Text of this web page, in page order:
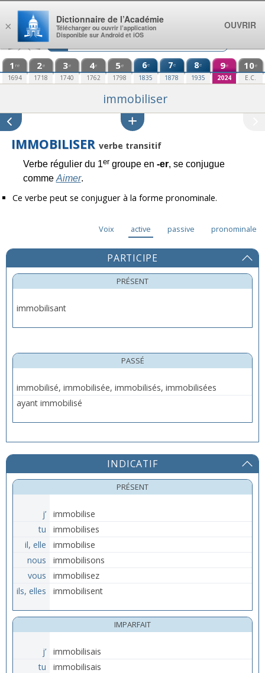
Aller au contenu
1 re
1694
2e
1718
3e
1740
4e
1762
5e
1798
6e
1835
7e
1878
8e
1935
9e
2024
10e
E.C.
immobiliser
IMMOBILISER verbe transitif
Verbe régulier du 1ergroupe en -er, se conjugue
comme Aimer.
Ce verbe peut se conjuguer à la forme pronominale.
Voix active passive pronominale
PARTICIPE
PRÉSENT
immobilisant
PASSÉ
immobilisé, immobilisée, immobilisés, immobilisées
ayant immobilisé
INDICATIF
PRÉSENT
j’
immobilise
tu
immobilises
il, elle
immobilise
nous
immobilisons
vous
immobilisez
ils, elles
immobilisent
IMPARFAIT
j’
immobilisais
tu
immobilisais
×
Dictionnaire de l’Académie
Télécharger ou ouvrir l’application
Disponible sur Android et iOS
OUVRIR